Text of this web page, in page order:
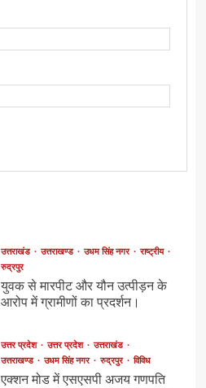
उत्तराखंड उत्तराखण्ड उधम सिंह नगर
राष्ट्रीय
रुद्रपुर
युवक से मारपीट और यौन उत्पीड़न के
आरोप में ग्रामीणों का प्रदर्शन।
उत्तर प्रदेश उत्तर प्रदेश
उत्तराखंड
उत्तराखण्ड
उधम सिंह नगर रुद्रपुर विविध
एक्शन मोड में एसएसपी अजय गणपति